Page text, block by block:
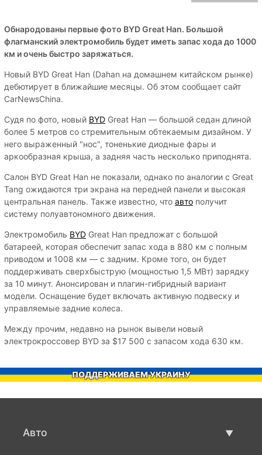
Обнародованы первые фото BYD Great Han. Большой
флагманский электромобиль будет иметь запас хода до 1000
км и очень быстро заряжаться.
Новый BYD Great Han (Dahan на домашнем китайском рынке)
дебютирует в ближайшие месяцы. Об этом сообщает сайт
CarNewsChina.
Судя по фото, новый BYD Great Han — большой седан длиной
более 5 метров со стремительным обтекаемым дизайном. У
него выраженный "нос", тоненькие диодные фары и
аркообразная крыша, а задняя часть несколько приподнята.
Салон BYD Great Han не показали, однако по аналогии с Great
Tang ожидаются три экрана на передней панели и высокая
центральная панель. Также известно, что авто получит
систему полуавтономного движения.
Электромобиль BYD Great Han предложат с большой
батареей, которая обеспечит запас хода в 880 км с полным
приводом и 1008 км — с задним. Кроме того, он будет
поддерживать сверхбыструю (мощностью 1,5 МВт) зарядку
за 10 минут. Анонсирован и плагин-гибридный вариант
модели. Оснащение будет включать активную подвеску и
управляемые задние колеса.
Между прочим, недавно на рынок вывели новый
электрокроссовер BYD за $17 500 с запасом хода 630 км.
ПОДДЕРЖИВАЕМ УКРАИНУ
Авто